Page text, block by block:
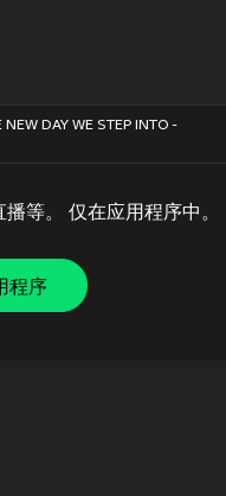
NEW DAY WE STEP INTO -
等。 仅在应用程序中。
程序